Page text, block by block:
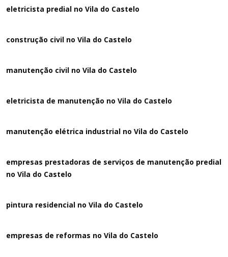
eletricista predial no Vila do Castelo
construção civil no Vila do Castelo
manutenção civil no Vila do Castelo
eletricista de manutenção no Vila do Castelo
manutenção elétrica industrial no Vila do Castelo
empresas prestadoras de serviços de manutenção predial
no Vila do Castelo
pintura residencial no Vila do Castelo
empresas de reformas no Vila do Castelo